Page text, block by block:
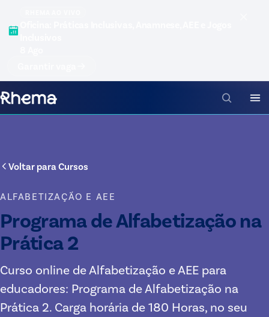
Voltar para Cursos
ALFABETIZAÇÃO E AEE
Programa de Alfabetização na
Prática 2
Curso online de Alfabetização e AEE para
educadores: Programa de Alfabetização na
Prática 2. Carga horária de 180 Horas, no seu